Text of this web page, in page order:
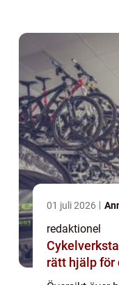
01 juli 2026
redaktionel
Cykelverkstad i
rätt hjälp för